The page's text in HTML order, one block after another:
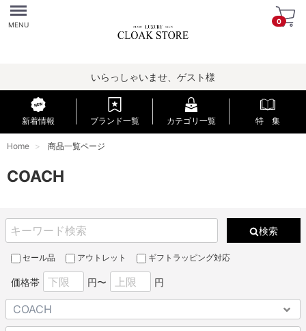
Menu
MENU 0
いらっしゃいませ、ゲスト様
新着情報 ブランド一覧 カテゴリ一覧 特 集
Home 商品一覧ページ
COACH
検索
セール品 アウトレット ギフトラッピング対応
価格帯 円〜 円